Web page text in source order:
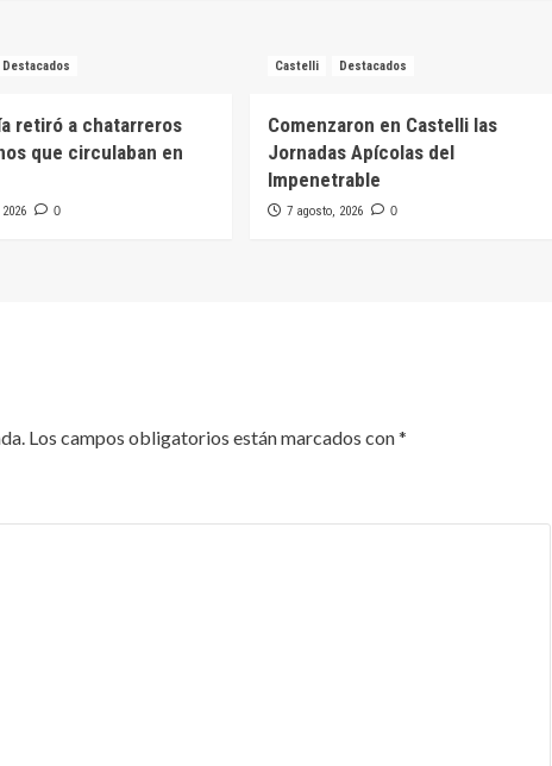
Destacados
retiró a chatarreros
que circulaban en
0
Castelli Destacados
Comenzaron en Castelli las
Jornadas Apícolas del
Impenetrable
7 agosto, 2026 0
Los campos obligatorios están marcados con*